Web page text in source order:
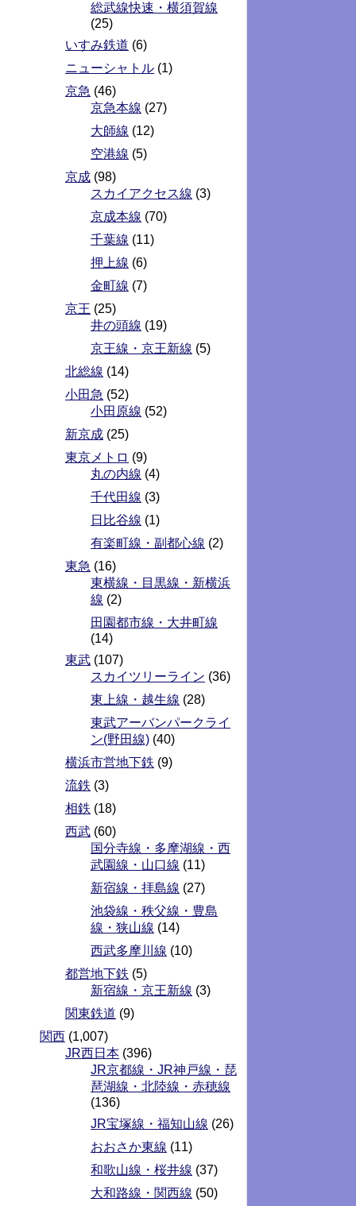
総武線快速・横須賀線
(25)
いすみ鉄道 (6)
ニューシャトル (1)
京急 (46)
京急本線 (27)
大師線 (12)
空港線 (5)
京成 (98)
スカイアクセス線 (3)
京成本線 (70)
千葉線 (11)
押上線 (6)
金町線 (7)
京王 (25)
井の頭線 (19)
京王線・京王新線 (5)
北総線 (14)
小田急 (52)
小田原線 (52)
新京成 (25)
東京メトロ (9)
丸の内線 (4)
千代田線 (3)
日比谷線 (1)
有楽町線・副都心線 (2)
東急 (16)
東横線・目黒線・新横浜
線 (2)
田園都市線・大井町線
(14)
東武 (107)
スカイツリーライン (36)
東上線・越生線 (28)
東武アーバンパークライ
ン(野田線) (40)
横浜市営地下鉄 (9)
流鉄 (3)
相鉄 (18)
西武 (60)
国分寺線・多摩湖線・西
武園線・山口線 (11)
新宿線・拝島線 (27)
池袋線・秩父線・豊島
線・狭山線 (14)
西武多摩川線 (10)
都営地下鉄 (5)
新宿線・京王新線 (3)
関東鉄道 (9)
関西 (1,007)
JR西日本 (396)
JR京都線・JR神戸線・琵
琶湖線・北陸線・赤穂線
(136)
JR宝塚線・福知山線 (26)
おおさか東線 (11)
和歌山線・桜井線 (37)
大和路線・関西線 (50)